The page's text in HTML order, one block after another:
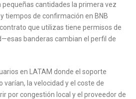
pequeñas cantidades la primera vez
tiempos de confirmación en BNB
que utilizas tiene permisos de
banderas cambian el perfil de
en LATAM donde el soporte
varían, la velocidad y el coste de
por congestión local y el proveedor de